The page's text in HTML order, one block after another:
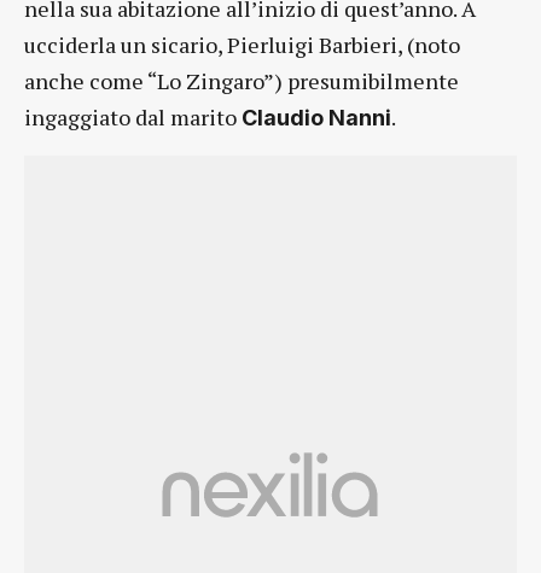
nella sua abitazione all’inizio di quest’anno. A
ucciderla un sicario, Pierluigi Barbieri, (noto
anche come “Lo Zingaro”) presumibilmente
ingaggiato dal marito Claudio Nanni.